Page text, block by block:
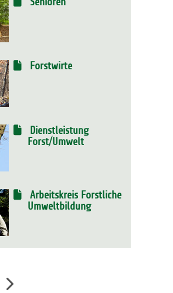
Forstwirte
Dienstleistung
Forst/Umwelt
Arbeitskreis Forstliche
Umweltbildung